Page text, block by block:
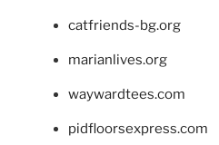
catfriends-bg.org
marianlives.org
waywardtees.com
pidfloorsexpress.com